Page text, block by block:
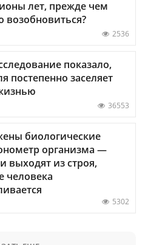
лет, прежде чем
возобновиться?
2536
показало,
постепенно заселяет
36553
биологические
организма —
выходят из строя,
человека
5302